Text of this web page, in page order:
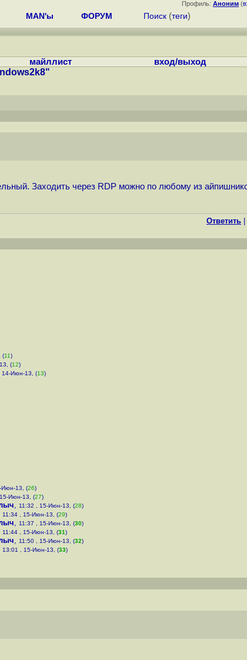
Профиль: Аноним (
MAN'ы ФОРУМ Поиск (теги)
майллист вход/выход
Заходить через RDP можно по любому из
Ответить
(11)
(12)
14-Июн-13, (13)
Июн-13, (26)
Июн-13, (27)
, 11:32 , 15-Июн-13, (28)
11:34 , 15-Июн-13, (29)
, 11:37 , 15-Июн-13, (30)
11:44 , 15-Июн-13, (31)
, 11:50 , 15-Июн-13, (32)
13:01 , 15-Июн-13, (33)